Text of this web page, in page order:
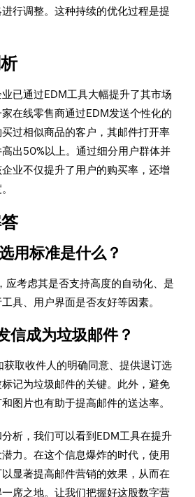
行调整。这种持续的优化过程是提
已通过EDM工具大幅提升了其市场
在线零售商通过EDM发送个性化的
过相似商品的客户，其邮件打开率
出50%以上。通过细分用户群体并
业不仅提升了用户的购买率，还增
用标准是什么？
应考虑其是否支持高度的自动化、是
具、用户界面是否友好等因素。
信成为垃圾邮件？
获取收件人的明确同意、提供退订选
记为垃圾邮件的关键。此外，避免
图片也有助于提高邮件的送达率。
析，我们可以看到EDM工具在提升
力。在这个信息爆炸的时代，使用
显著提高邮件营销的效果，从而在
席之地。让我们把握好这股数字营